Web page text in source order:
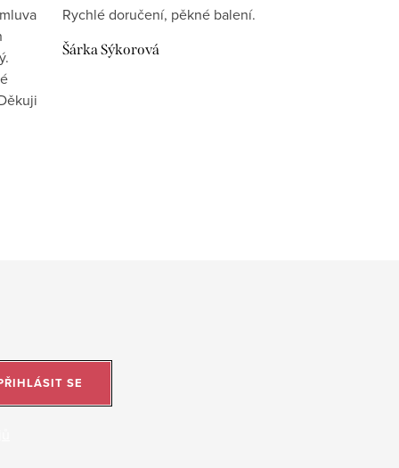
Rychlé doručení, pěkné balení.
Šárka Sýkorová
SE